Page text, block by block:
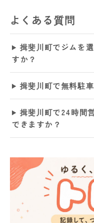
よくある質問
揖斐川町でジムを
すか？
揖斐川町で無料駐
揖斐川町で24時間
できますか？